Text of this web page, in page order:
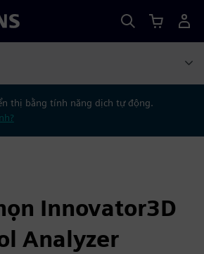
thị bằng tính năng dịch tự động.
Innovator3D
Analyzer